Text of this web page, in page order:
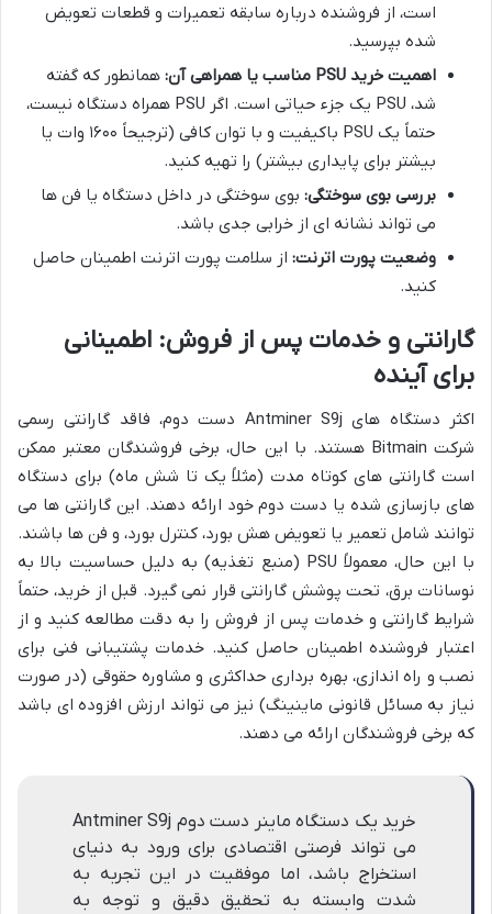
است، از فروشنده درباره سابقه تعمیرات و قطعات تعویض
شده بپرسید.
اهمیت خرید PSU مناسب یا همراهی آن:
همانطور که گفته
شد، PSU یک جزء حیاتی است. اگر PSU همراه دستگاه نیست،
حتماً یک PSU باکیفیت و با توان کافی (ترجیحاً ۱۶۰۰ وات یا
بیشتر برای پایداری بیشتر) را تهیه کنید.
بررسی بوی سوختگی: بوی سوختگی در داخل دستگاه یا فن ها
می تواند نشانه ای از خرابی جدی باشد.
وضعیت پورت اترنت: از سلامت پورت اترنت اطمینان حاصل
کنید.
گارانتی و خدمات پس از فروش: اطمینانی
برای آینده
اکثر دستگاه های Antminer S9j دست دوم، فاقد گارانتی رسمی
شرکت Bitmain هستند. با این حال، برخی فروشندگان معتبر ممکن
است گارانتی های کوتاه مدت (مثلاً یک تا شش ماه) برای دستگاه
های بازسازی شده یا دست دوم خود ارائه دهند. این گارانتی ها می
توانند شامل تعمیر یا تعویض هش بورد، کنترل بورد، و فن ها باشند.
با این حال، معمولاً PSU (منبع تغذیه) به دلیل حساسیت بالا به
نوسانات برق، تحت پوشش گارانتی قرار نمی گیرد. قبل از خرید، حتماً
شرایط گارانتی و خدمات پس از فروش را به دقت مطالعه کنید و از
اعتبار فروشنده اطمینان حاصل کنید. خدمات پشتیبانی فنی برای
نصب و راه اندازی، بهره برداری حداکثری و مشاوره حقوقی (در صورت
نیاز به مسائل قانونی ماینینگ) نیز می تواند ارزش افزوده ای باشد
که برخی فروشندگان ارائه می دهند.
خرید یک دستگاه ماینر دست دوم Antminer S9j
می تواند فرصتی اقتصادی برای ورود به دنیای
استخراج باشد، اما موفقیت در این تجربه به
شدت وابسته به تحقیق دقیق و توجه به